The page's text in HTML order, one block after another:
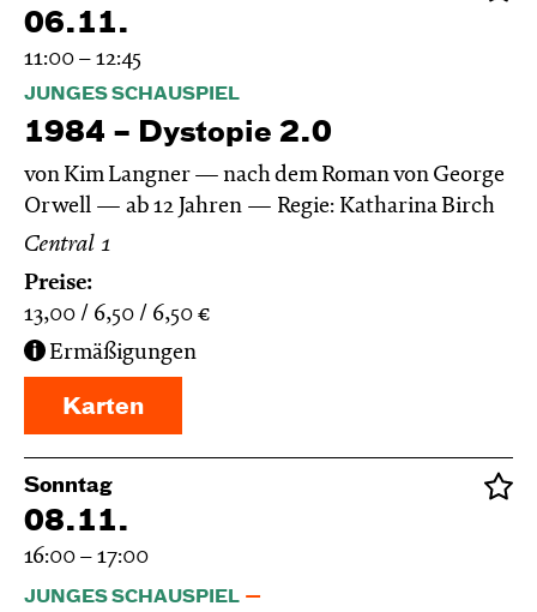
06.11.
11:00 – 12:45
JUNGES SCHAUSPIEL
1984 – Dystopie 2.0
von Kim Langner — nach dem Roman von George
Orwell
ab 12 Jahren
Regie: Katharina Birch
Central 1
Preise:
13,00
6,50 6,50 €
Ermäßigungen
Karten
Sonntag
08.11.
16:00 – 17:00
JUNGES SCHAUSPIEL